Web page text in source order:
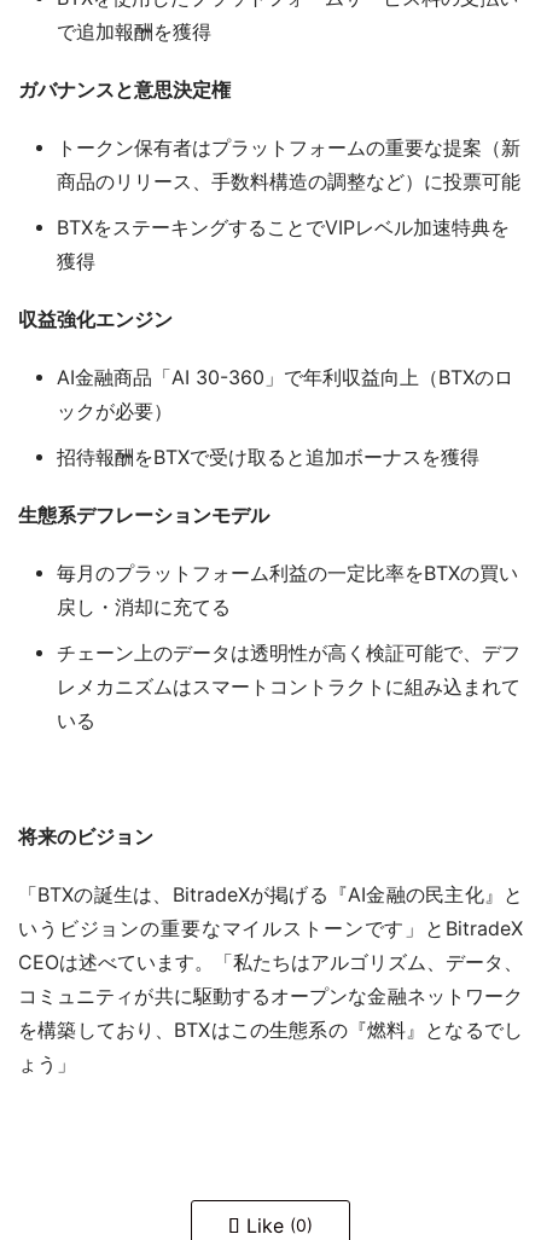
で追加報酬を獲得
ガバナンスと意思決定権
トークン保有者はプラットフォームの重要な提案（新
商品のリリース、手数料構造の調整など）に投票可能
BTXをステーキングすることでVIPレベル加速特典を
獲得
収益強化エンジン
AI金融商品「AI 30-360」で年利収益向上（BTXのロ
ックが必要）
招待報酬をBTXで受け取ると追加ボーナスを獲得
生態系デフレーションモデル
毎月のプラットフォーム利益の一定比率をBTXの買い
戻し・消却に充てる
チェーン上のデータは透明性が高く検証可能で、デフ
レメカニズムはスマートコントラクトに組み込まれて
いる
将来のビジョン
「BTXの誕生は、BitradeXが掲げる『AI金融の民主化』と
いうビジョンの重要なマイルストーンです」とBitradeX
CEOは述べています。「私たちはアルゴリズム、データ、
コミュニティが共に駆動するオープンな金融ネットワーク
を構築しており、BTXはこの生態系の『燃料』となるでし
ょう」
Like (0)